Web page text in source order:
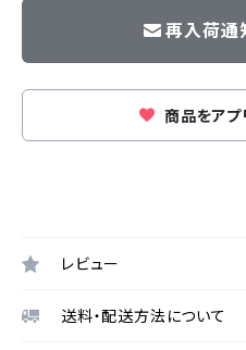
再入荷通
商品をアプ
レビュー
送料・配送方法について